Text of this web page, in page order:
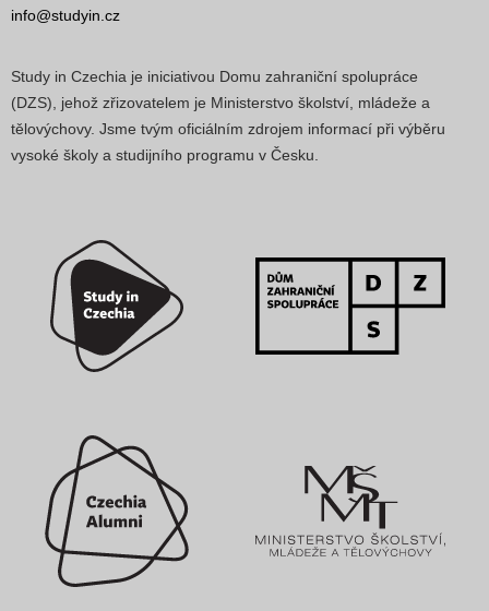
info@studyin.cz
Study in Czechia je iniciativou Domu zahraniční spolupráce
(DZS), jehož zřizovatelem je Ministerstvo školství, mládeže a
tělovýchovy. Jsme tvým oficiálním zdrojem informací při výběru
vysoké školy a studijního programu v Česku.